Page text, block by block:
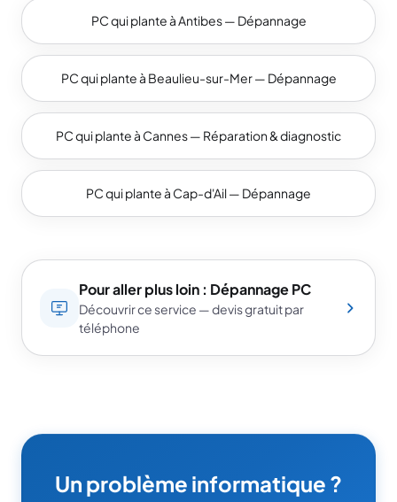
PC qui plante à Antibes — Dépannage
PC qui plante à Beaulieu-sur-Mer — Dépannage
PC qui plante à Cannes — Réparation & diagnostic
PC qui plante à Cap-d'Ail — Dépannage
Pour aller plus loin : Dépannage PC
Découvrir ce service — devis gratuit par
téléphone
Un problème informatique ?